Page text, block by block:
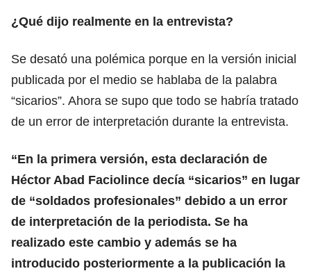
¿Qué dijo realmente en la entrevista?
Se desató una polémica porque en la versión inicial
publicada por el medio se hablaba de la palabra
“sicarios”. Ahora se supo que todo se habría tratado
de un error de interpretación durante la entrevista.
“En la primera versión, esta declaración de
Héctor Abad Faciolince decía “sicarios” en lugar
de “soldados profesionales” debido a un error
de interpretación de la periodista. Se ha
realizado este cambio y además se ha
introducido posteriormente a la publicación la